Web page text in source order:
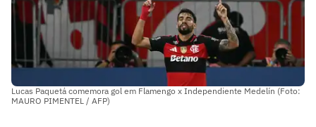
Lucas Paquetá comemora gol em Flamengo x Independiente Medelín (Foto:
MAURO PIMENTEL / AFP)